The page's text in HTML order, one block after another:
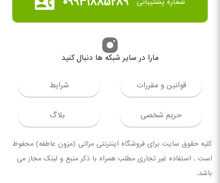
قوانین و مقررات شرایط
حریم شخصی بلاگ
مارا در سایر شبکه ها دنبال کنید
کلیه حقوق سایت برای فروشگاه اینترنتی مزاتی (مزون عاطفه) محفوظ
است . استفاده غیر تجاری مطلب همراه با ذکر منبع و لینک مجاز می
باشد.